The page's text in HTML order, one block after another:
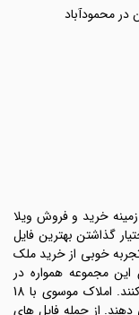
در محمودآباد
خرید و فروش ویلا
گذاشتن بهترین فایل
خوبی از خرید ملک
این مجموعه همواره در
تلاش هستند رضایت طرفین معامله ها را تامین کنند. املاک موسوی با 18
دهند. از جمله فایل های